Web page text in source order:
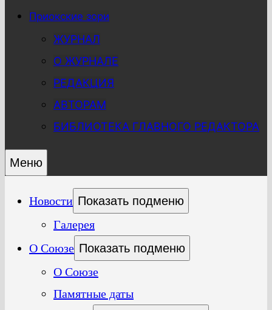
Приокские зори
ЖУРНАЛ
О ЖУРНАЛЕ
РЕДАКЦИЯ
АВТОРАМ
БИБЛИОТЕКА ГЛАВНОГО РЕДАКТОРА
Меню
Новости Показать подменю
Галерея
О Союзе Показать подменю
О Союзе
Памятные даты